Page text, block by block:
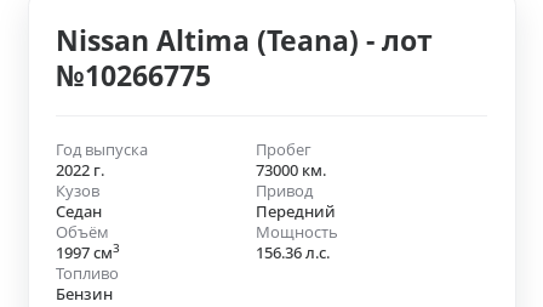
Nissan Altima (Teana) - лот
№10266775
Год выпуска
2022 г.
Пробег
73000 км.
Кузов
Седан
Привод
Передний
Объём
1997 см3
Мощность
156.36 л.с.
Топливо
Бензин